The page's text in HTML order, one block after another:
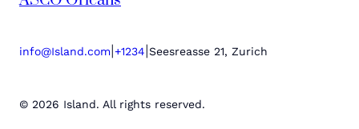
info@Island.com +1234 Seesreasse 21, Zurich
© 2026 Island. All rights reserved.